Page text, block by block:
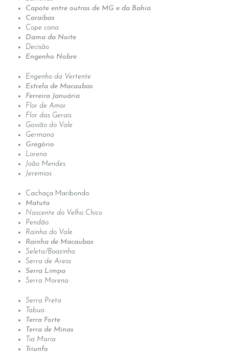
Capote entre outras de MG e da Bahia
Caraíbas
Cope cana
Dama da Noite
Decisão
Engenho Nobre
Engenho da Vertente
Estrela de Macaubas
Ferreira Januária
Flor de Amor
Flor das Gerais
Gavião do Vale
Germana
Gregório
Lorena
João Mendes
Jeremias
Cachaça Maribondo
Matuta
Nascente do Velho Chico
Pendão
Rainha do Vale
Rainha de Macaubas
Seleta/Boazinha
Serra de Areia
Serra Limpa
Serra Morena
Serra Preta
Tabua
Terra Forte
Terra de Minas
Tia Maria
Triunfo